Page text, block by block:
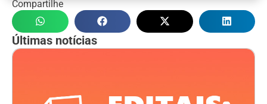
Compartilhe
Últimas notícias